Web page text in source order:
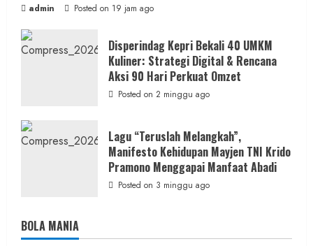
admin Posted on 19 jam ago
Disperindag Kepri Bekali 40 UMKM
Kuliner: Strategi Digital & Rencana
Aksi 90 Hari Perkuat Omzet
Posted on 2 minggu ago
Lagu “Teruslah Melangkah”,
Manifesto Kehidupan Mayjen TNI Krido
Pramono Menggapai Manfaat Abadi
Posted on 3 minggu ago
BOLA MANIA